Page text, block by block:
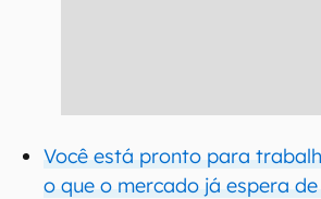
Você está pronto para
o que o mercado já espera